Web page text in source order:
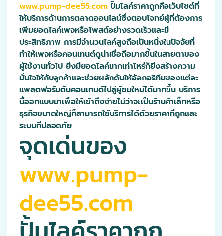
www.pump-dee55.com ปั้มไลค์ราคาถูกคือเว็บไซต์ที่
ให้บริการด้านการตลาดออนไลน์ซึ่งตอบโจทย์ผู้ที่ต้องการ
เพิ่มยอดไลค์เพจหรือโพสต์อย่างรวดเร็วและมี
ประสิทธิภาพ การมีจำนวนไลค์สูงถือเป็นหนึ่งในปัจจัยที่
ทำให้เพจหรือคอนเทนต์ดูน่าเชื่อถือมากขึ้นในสายตาของ
ผู้ใช้งานทั่วไป ยิ่งมียอดไลค์มากเท่าไหร่ก็ยิ่งสร้างความ
มั่นใจให้กับลูกค้าและช่วยผลักดันให้อัลกอริทึมของแต่ละ
แพลตฟอร์มดันคอนเทนต์ไปสู่ผู้ชมใหม่ได้มากขึ้น บริการ
นี้ออกแบบมาเพื่อให้เข้าถึงง่ายไม่ว่าจะเป็นร้านค้าเล็กหรือ
ธุรกิจขนาดใหญ่ก็สามารถใช้บริการได้ด้วยราคาที่ถูกและ
ระบบที่ปลอดภัย
จุดเด่นของ
www.pump-
dee55.com